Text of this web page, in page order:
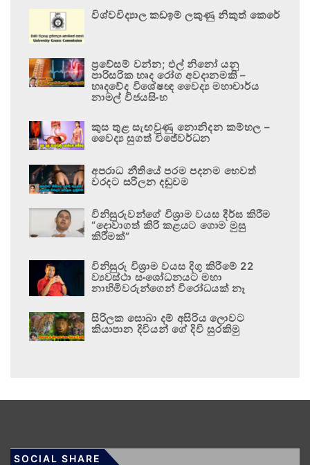
විශ්වවිද්‍යාල කඩඉම් ලකුණු නිකුත් කෙරේ
ප්‍රවේසම් වන්න; එල් නිනෝ යනු
පාරිසරික හෘද රෝග අවදානමකි –
හෘදවේද විශේෂඥ වෛද්‍ය මහාචාර්ය
නාමල් විජයසිංහ
කුස තුළ සැඟවුණු නොනිදන කම්හල –
වෛද්‍ය සුගත් විජේවර්ධන
අපරාධ නීතියේ පරම පදනම හෙවත්
වරදට සරිලන දඬුවම
විනිසුරුවන්ගේ විශ්‍රාම වයස දීර්ඝ කිරීම
“දොවාගත් කිරි කළයට ගොම මුසු
කිරීමක්”
විනිසුරු විශ්‍රාම වයස දිගු කිරීමේ 22
ව්‍යවස්ථා සංශෝධනයට මහා
නාහිමිවරුන්ගෙන් විරෝධයක් නෑ
සිරිලක සොබා දම් අසිරිය ලොවට
කියාපාන දිවියන් ගේ දිවි සුරකිමු
SOCIAL SHARE